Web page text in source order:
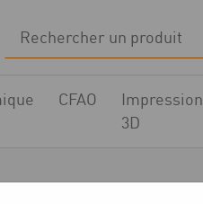
CFAO
Impression
3D